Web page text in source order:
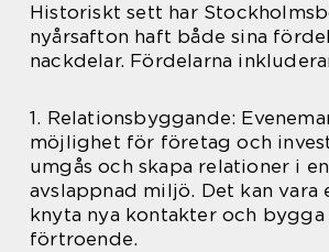
Historiskt sett har
nyårsafton haft både sina
nackdelar. Fördelarna
1. Relationsbyggande:
möjlighet för företag och
umgås och skapa relationer i
avslappnad miljö. Det kan
knyta nya kontakter och
förtroende.